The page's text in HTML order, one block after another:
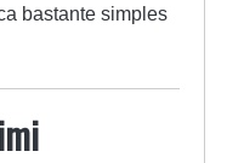
bastante simples